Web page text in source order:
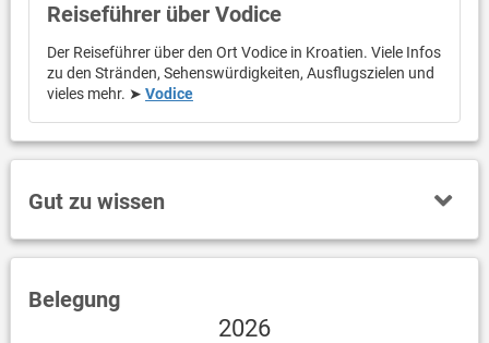
Reiseführer über Vodice
Der Reiseführer über den Ort Vodice in Kroatien. Viele Infos
zu den Stränden, Sehenswürdigkeiten, Ausflugszielen und
vieles mehr. ➤ Vodice
Gut zu wissen
Belegung
2026